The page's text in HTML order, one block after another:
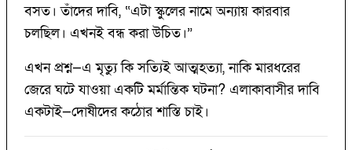
বসত। তাঁদের দাবি, “এটা স্কুলের নামে অন্যায় কারবার
চলছিল। এখনই বন্ধ করা উচিত।”
এখন প্রশ্ন—এ মৃত্যু কি সত্যিই আত্মহত্যা, নাকি মারধরের
জেরে ঘটে যাওয়া একটি মর্মান্তিক ঘটনা? এলাকাবাসীর দাবি
একটাই—দোষীদের কঠোর শাস্তি চাই।